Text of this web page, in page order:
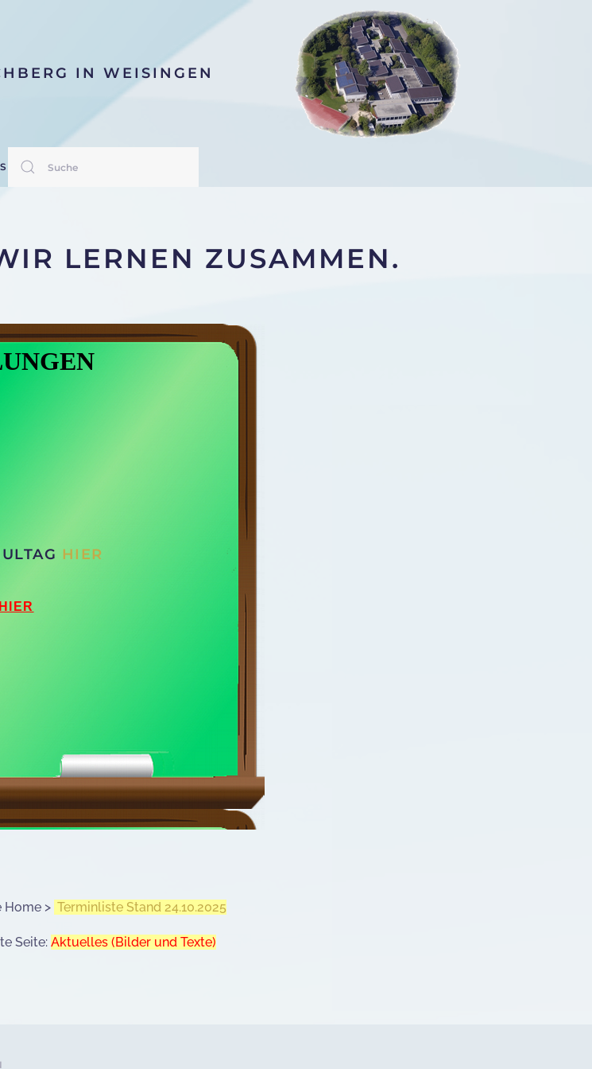
IN WEISINGEN
LERNEN ZUSAMMEN.
HIER
HIER
Home > Terminliste Stand 24.10.2025
Seite: Aktuelles (Bilder und Texte)